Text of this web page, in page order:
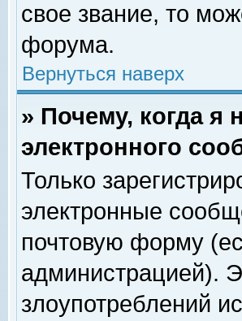
свое звание, то
форума.
Вернуться наверх
» Почему, когда
электронного
Только
электронные
почтовую форму
администрацией).
злоупотреблений